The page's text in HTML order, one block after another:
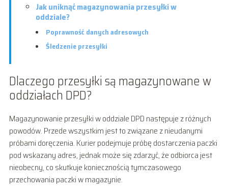
Jak uniknąć magazynowania przesyłki w
oddziale?
Poprawność danych adresowych
Śledzenie przesyłki
Dlaczego przesyłki są magazynowane w
oddziałach DPD?
Magazynowanie przesyłki w oddziale DPD następuje z różnych
powodów. Przede wszystkim jest to związane z nieudanymi
próbami doręczenia. Kurier podejmuje próbę dostarczenia paczki
pod wskazany adres, jednak może się zdarzyć, że odbiorca jest
nieobecny, co skutkuje koniecznością tymczasowego
przechowania paczki w magazynie.